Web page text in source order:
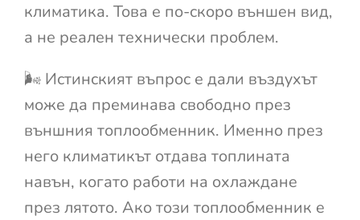
климатика. Това е по-скоро външен вид,
а не реален технически проблем.
🌬️ Истинският въпрос е дали въздухът
може да преминава свободно през
външния топлообменник. Именно през
него климатикът отдава топлината
навън, когато работи на охлаждане
през лятото. Ако този топлообменник е